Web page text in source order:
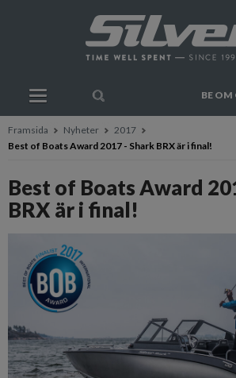
BE OM
Framsida Nyheter
2017
Best of Boats Award 2017 - Shark BRX är i final!
Best of Boats Award
BRX är i final!